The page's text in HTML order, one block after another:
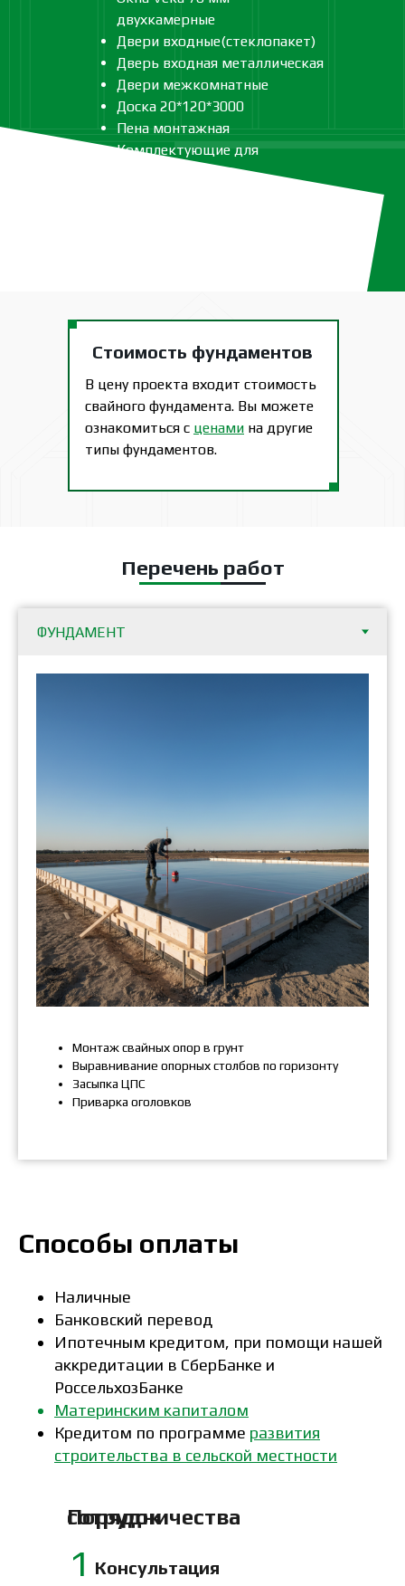
двухкамерные
Двери входные(стеклопакет)
Дверь входная металлическая
Двери межкомнатные
Доска 20*120*3000
Пена монтажная
Комплектующие для
В цену проекта входит стоимость
свайного фундамента. Вы можете
ознакомиться с ценами на другие
типы фундаментов.
Стоимость фундаментов
Перечень работ
Монтаж свайных опор в грунт
Выравнивание опорных столбов по горизонту
Засыпка ЦПС
Приварка оголовков
Способы оплаты
Наличные
Банковский перевод
Ипотечным кредитом, при помощи нашей
аккредитации в СберБанке и
РоссельхозБанке
Материнским капиталом
Кредитом по программе развития
строительства в сельской местности
Консультация
1
Порядок сотрудничества